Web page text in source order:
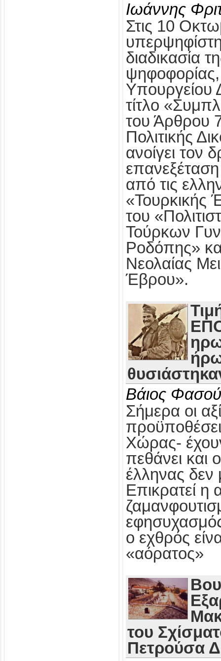
Ιωάννης
Στις 10
διαδικασία
Υπουργείου
τίτλο
του Άρθρου
Πολιτικής
ανοίγει τον
από τις
«Τουρκικής
του
Τούρκων
Ροδόπης»
Νεολαίας
Έβρου».
Βάιος
Σήμερα οι
Χώρας-
πεθάνει και
έλληνας δεν
Επικρατεί η
ο εχθρός
«αόρατος»
του
Πετρούσα